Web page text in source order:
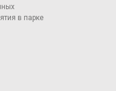
в парке